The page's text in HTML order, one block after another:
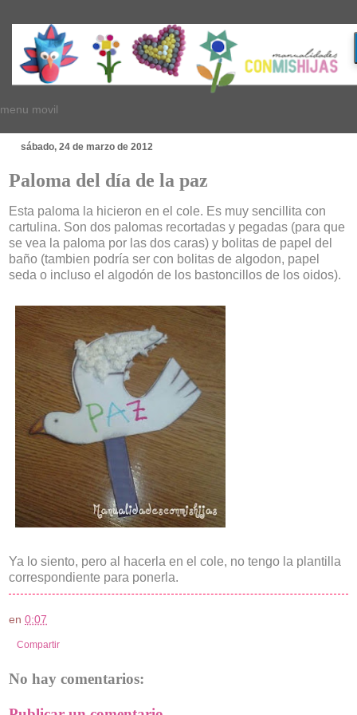
menu movil
sábado, 24 de marzo de 2012
Paloma del día de la paz
Esta paloma la hicieron en el cole. Es muy sencillita con
cartulina. Son dos palomas recortadas y pegadas (para que
se vea la paloma por las dos caras) y bolitas de papel del
baño (tambien podría ser con bolitas de algodon, papel
seda o incluso el algodón de los bastoncillos de los oidos).
Ya lo siento, pero al hacerla en el cole, no tengo la plantilla
correspondiente para ponerla.
en 0:07
Compartir
No hay comentarios: